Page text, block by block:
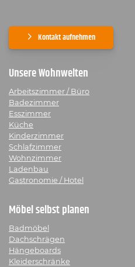
Kontakt aufnehmen
Unsere Wohnwelten
Arbeitszimmer / Büro
Badezimmer
Esszimmer
Küche
Kinderzimmer
Schlafzimmer
Wohnzimmer
Ladenbau
Gastronomie / Hotel
Möbel selbst planen
Badmöbel
Dachschrägen
Hängeboards
Kleiderschränke